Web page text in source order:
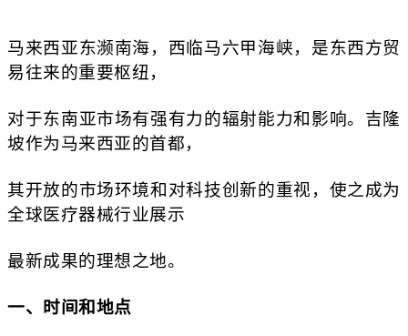
马来西亚东濒南海，西临马六甲海峡，是东西方贸
易往来的重要枢纽，
对于东南亚市场有强有力的辐射能力和影响。吉隆
坡作为马来西亚的首都，
其开放的市场环境和对科技创新的重视，使之成为
全球医疗器械行业展示
最新成果的理想之地。
一、时间和地点